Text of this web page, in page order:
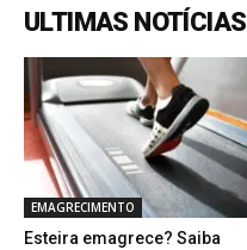
ULTIMAS NOTÍCIAS
EMAGRECIMENTO
Esteira emagrece? Saiba